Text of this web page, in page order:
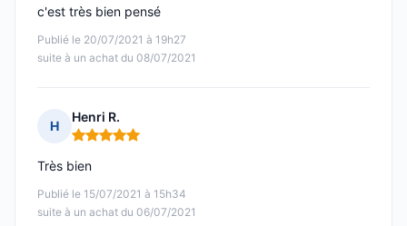
Publié le 20/07/2021 à 19h27
suite à un achat du 08/07/2021
c'est très bien pensé
H
Henri R.
Note : 5 sur 5
Publié le 15/07/2021 à 15h34
suite à un achat du 06/07/2021
Très bien